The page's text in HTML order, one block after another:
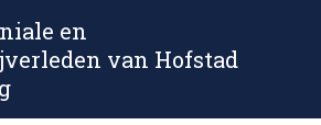
en
van Hofstad